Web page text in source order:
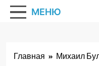
МЕНЮ
Главная Михаил